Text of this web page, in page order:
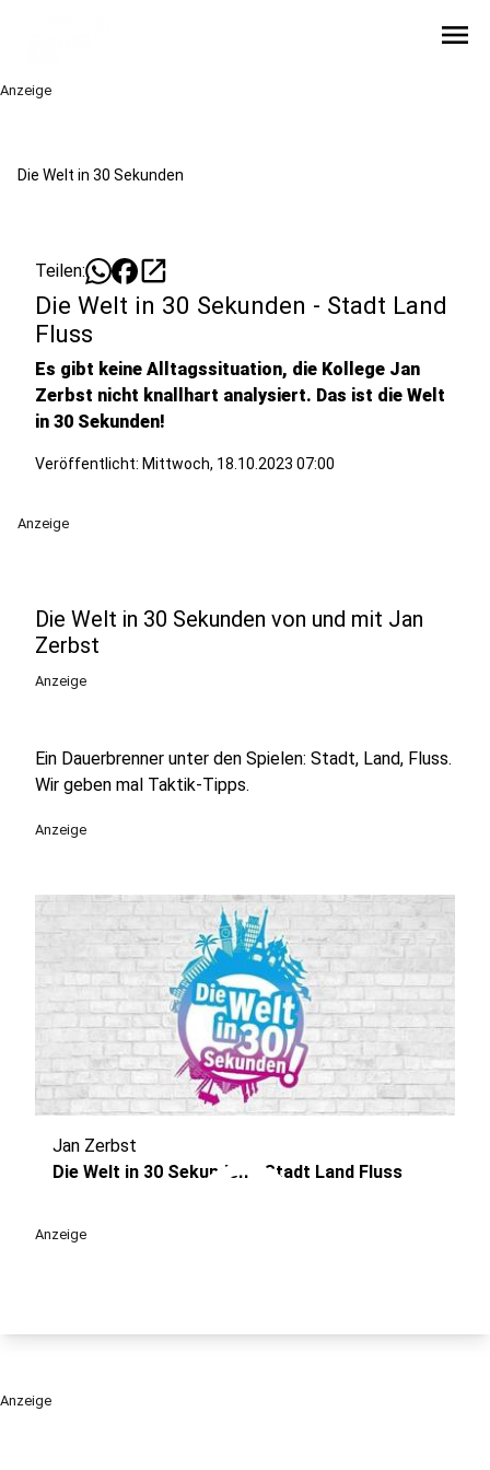
menu
Anzeige
Die Welt in 30 Sekunden
Teilen: open_in_new
Die Welt in 30 Sekunden - Stadt Land
Fluss
Es gibt keine Alltagssituation, die Kollege Jan
Zerbst nicht knallhart analysiert. Das ist die Welt
in 30 Sekunden!
Veröffentlicht: Mittwoch, 18.10.2023 07:00
Anzeige
Die Welt in 30 Sekunden von und mit Jan
Zerbst
Anzeige
Ein Dauerbrenner unter den Spielen: Stadt, Land, Fluss.
Wir geben mal Taktik-Tipps.
Anzeige
play_circle
Jan Zerbst
Die Welt in 30 Sekunden - Stadt Land Fluss
Anzeige
Anzeige